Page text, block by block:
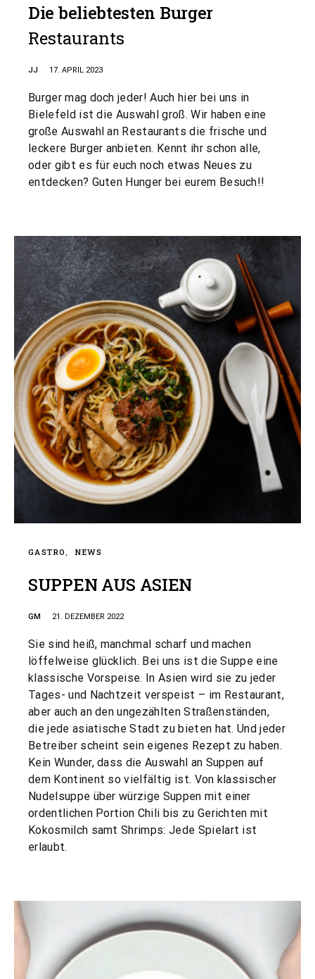
Die beliebtesten Burger
Restaurants
JJ 17. APRIL 2023
Burger mag doch jeder! Auch hier bei uns in
Bielefeld ist die Auswahl groß. Wir haben eine
große Auswahl an Restaurants die frische und
leckere Burger anbieten. Kennt ihr schon alle,
oder gibt es für euch noch etwas Neues zu
entdecken? Guten Hunger bei eurem Besuch!!
GASTRO NEWS
SUPPEN AUS ASIEN
GM 21. DEZEMBER 2022
Sie sind heiß, manchmal scharf und machen
löffelweise glücklich. Bei uns ist die Suppe eine
klassische Vorspeise. In Asien wird sie zu jeder
Tages- und Nachtzeit verspeist – im Restaurant,
aber auch an den ungezählten Straßenständen,
die jede asiatische Stadt zu bieten hat. Und jeder
Betreiber scheint sein eigenes Rezept zu haben.
Kein Wunder, dass die Auswahl an Suppen auf
dem Kontinent so vielfältig ist. Von klassischer
Nudelsuppe über würzige Suppen mit einer
ordentlichen Portion Chili bis zu Gerichten mit
Kokosmilch samt Shrimps: Jede Spielart ist
erlaubt.